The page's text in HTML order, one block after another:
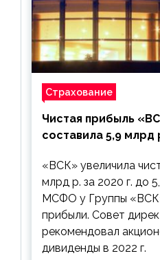
Страхование
Чистая прибыль
составила 5,9 млрд
выплачивать
«ВСК» увеличила
млрд р. за 2020 г. до
МСФО у Группы
прибыли. Совет
рекомендовал
дивиденды в 2022 г.